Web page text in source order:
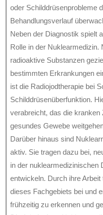
oder Schilddrüsenprobleme
Behandlungsverlauf
Neben der Diagnostik spielt
Rolle in der Nuklearmedizin.
radioaktive Substanzen
bestimmten Erkrankungen
ist die Radiojodtherapie bei
Schilddrüsenüberfunktion.
verabreicht, das die kranken
gesundes Gewebe
Darüber hinaus sind
aktiv. Sie tragen dazu bei,
in der nuklearmedizinischen
entwickeln. Durch ihre
dieses Fachgebiets bei und
frühzeitig zu erkennen und